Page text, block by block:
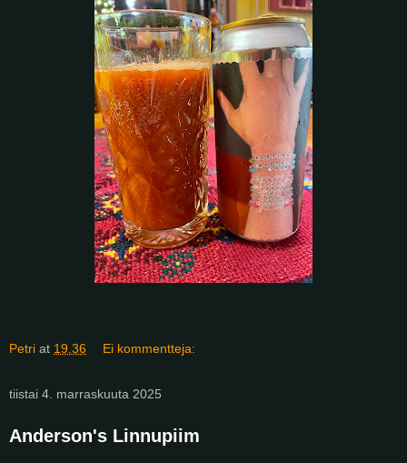
Petri at 19.36 Ei kommentteja:
tiistai 4. marraskuuta 2025
Anderson's Linnupiim